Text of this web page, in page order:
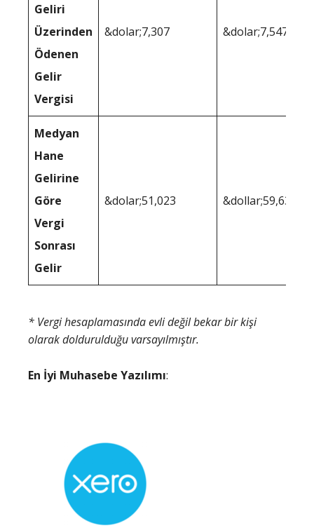
Geliri
Üzerinden
Ödenen
Gelir
Vergisi
&dolar;7,307 &dolar;7,547
Medyan
Hane
Gelirine
Göre
Vergi
Sonrası
Gelir
&dolar;51,023 &dollar;59,633
* Vergi hesaplamasında evli değil bekar bir kişi
olarak doldurulduğu varsayılmıştır.
En İyi Muhasebe Yazılımı: